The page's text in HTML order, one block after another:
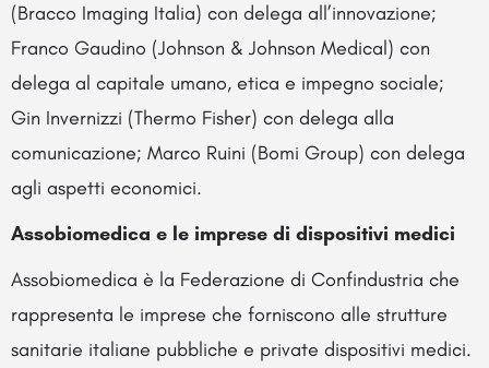
(Bracco Imaging Italia) con delega all’innovazione;
Franco Gaudino (Johnson & Johnson Medical) con
delega al capitale umano, etica e impegno sociale;
Gin Invernizzi (Thermo Fisher) con delega alla
comunicazione; Marco Ruini (Bomi Group) con delega
agli aspetti economici.
Assobiomedica e le imprese di dispositivi medici
Assobiomedica è la Federazione di Confindustria che
rappresenta le imprese che forniscono alle strutture
sanitarie italiane pubbliche e private dispositivi medici.